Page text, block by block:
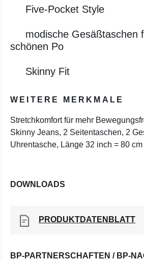
Five-Pocket Style
modische Gesäßtaschen
schönen Po
Skinny Fit
WEITERE MERKMALE
Stretchkomfort für mehr
Skinny Jeans, 2 Seitentaschen, 2
Uhrentasche, Länge 32 inch = 80 cm
DOWNLOADS
PRODUKTDATENBLATT
BP-PARTNERSCHAFTEN / BP-